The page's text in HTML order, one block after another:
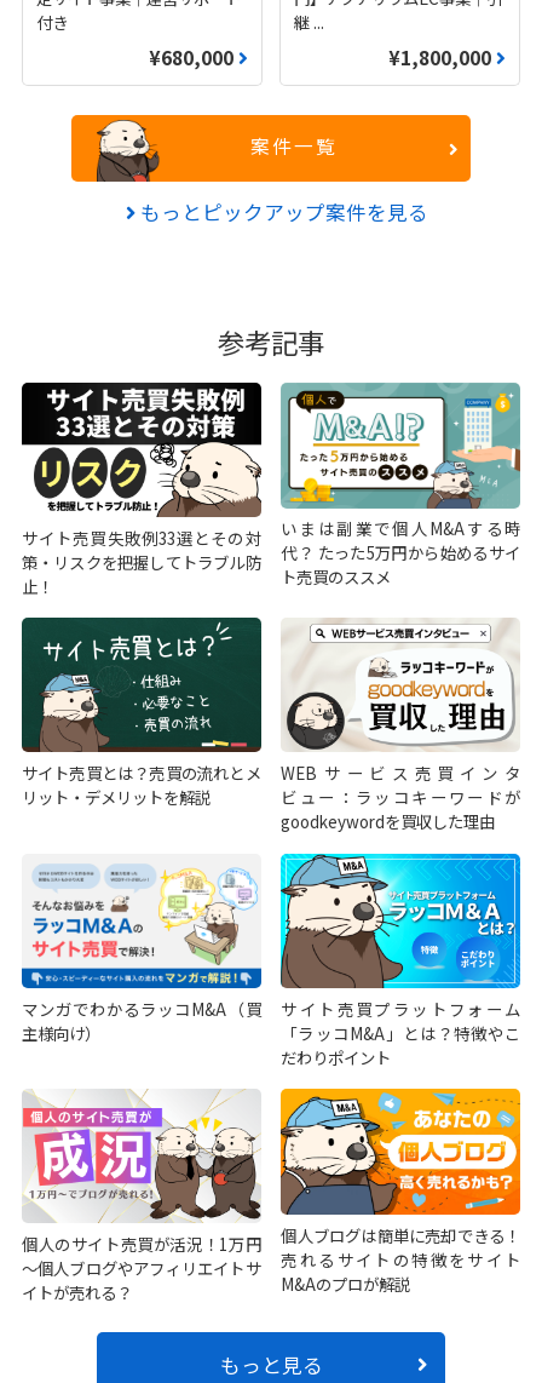
付き
¥680,000
継 ...
¥1,800,000
案件一覧
もっとピックアップ案件を見る
参考記事
サイト売買失敗例33選とその対
策・リスクを把握してトラブル防
止！
いまは副業で個人M&Aする時
代？ たった5万円から始めるサイ
ト売買のススメ
サイト売買とは？売買の流れとメ
リット・デメリットを解説
WEBサービス売買インタ
ビュー：ラッコキーワードが
goodkeywordを買収した理由
マンガでわかるラッコM&A（買
主様向け）
サイト売買プラットフォーム
「ラッコM&A」とは？特徴やこ
だわりポイント
個人のサイト売買が活況！1万円
～個人ブログやアフィリエイトサ
イトが売れる？
個人ブログは簡単に売却できる！
売れるサイトの特徴をサイト
M&Aのプロが解説
もっと見る